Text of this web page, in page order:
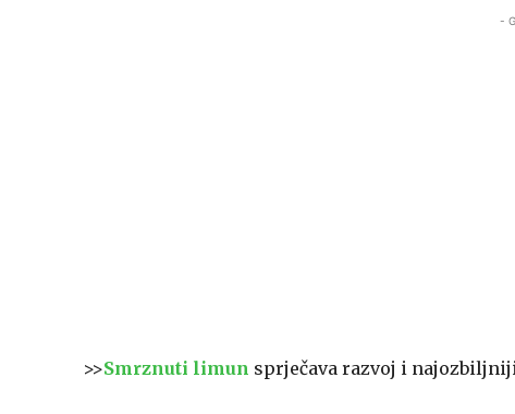
-
>>Smrznuti limun sprječava razvoj i